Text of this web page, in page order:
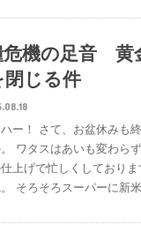
危機の足音 黄
閉じる件
ー！ さて、お盆休みも
。 ワタスはあいも変わら
上げで忙しくしており
そろそろスーパーに新